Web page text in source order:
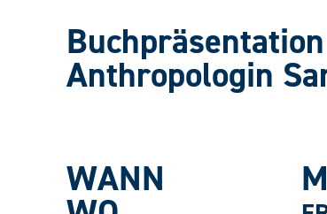
Anthropologin
WANN